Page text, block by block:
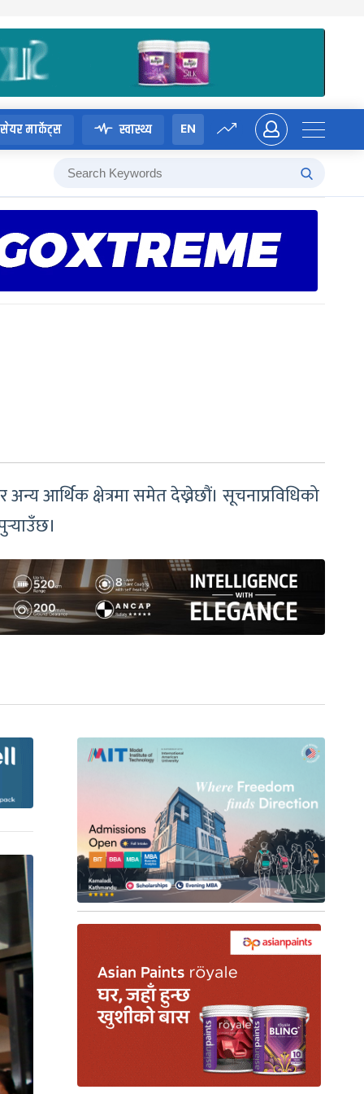
सेयर मार्केट्स स्वास्थ्य EN
आर्थिक क्षेत्रमा समेत देख्नेछौं। सूचनाप्रविधिको